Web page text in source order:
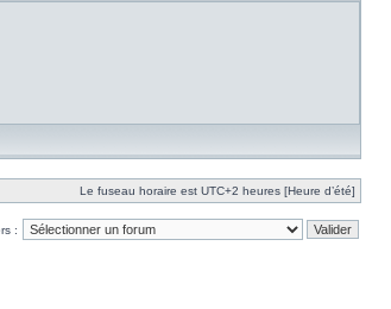
Le fuseau horaire est UTC+2 heures [Heure d’été]
: